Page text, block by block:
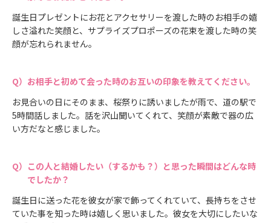
誕生日プレゼントにお花とアクセサリーを渡した時のお相手の嬉
しさ溢れた笑顔と、サプライズプロポーズの花束を渡した時の笑
顔が忘れられません。
お相手と初めて会った時のお互いの印象を教えてください。
お見合いの日にそのまま、桜祭りに誘いましたが雨で、道の駅で
5時間話しました。話を沢山聞いてくれて、笑顔が素敵で器の広
い方だなと感じました。
この人と結婚したい（するかも？）と思った瞬間はどんな時
でしたか？
誕生日に送った花を彼女が家で飾ってくれていて、長持ちをさせ
ていた事を知った時は嬉しく思いました。彼女を大切にしたいな